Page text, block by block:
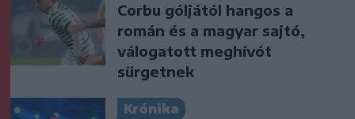
Corbu góljától hangos a
román és a magyar sajtó,
válogatott meghívót
sürgetnek
Krónika